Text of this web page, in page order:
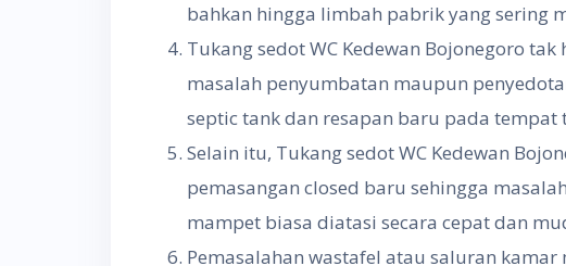
bahkan hingga limbah pabrik yang sering
Tukang sedot WC Kedewan Bojonegoro
masalah penyumbatan maupun
septic tank dan resapan baru pada
Selain itu, Tukang sedot WC Kedewan
pemasangan closed baru sehingga
mampet biasa diatasi secara cepat dan
Pemasalahan wastafel atau saluran